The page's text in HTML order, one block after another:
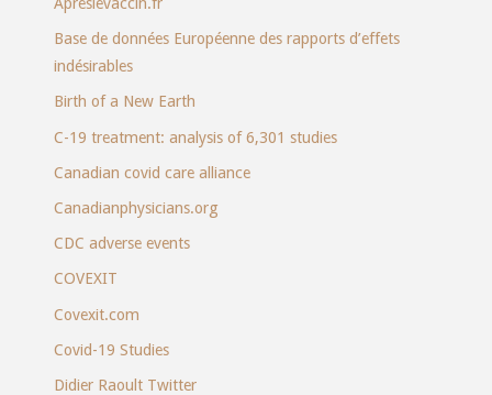
Base de données Européenne des rapports d’effets
indésirables
Birth of a New Earth
C-19 treatment: analysis of 6,301 studies
Canadian covid care alliance
Canadianphysicians.org
CDC adverse events
COVEXIT
Covexit.com
Covid-19 Studies
Didier Raoult Twitter